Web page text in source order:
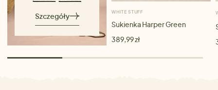
Szczegóły WHITE STUFF
Sukienka Harper Green
389,99 zł